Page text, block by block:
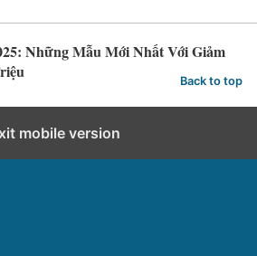
Những Mẫu Mới Nhất Với Giảm
Back to top
mobile version